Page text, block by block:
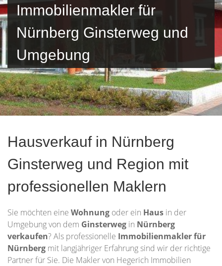
Immobilienmakler für
Nürnberg Ginsterweg und
Umgebung
Hausverkauf in Nürnberg
Ginsterweg und Region mit
professionellen Maklern
Sie möchten eine Wohnung oder ein Haus in der
Umgebung von dem Ginsterweg in Nürnberg
verkaufen? Als professionelle Immobilienmakler für
Nürnberg mit langjähriger Erfahrung sind wir der richtige
Partner für Sie. Die Makler von Hegerich Immobilien